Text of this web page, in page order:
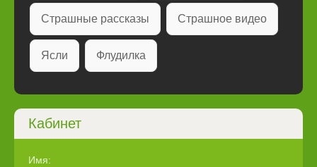
Страшные рассказы Страшное видео
Ясли Флудилка
Кабинет
Имя: